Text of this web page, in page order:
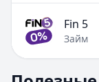
Fin 5
Займ